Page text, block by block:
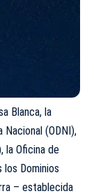
Blanca, la
(ODNI),
la Oficina de
los Dominios
– establecida